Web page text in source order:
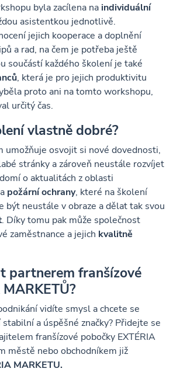
byla zacílena na individuální
asistentkou jednotlivě.
jejich kooperace a doplnění
a rad, na čem je potřeba ještě
součástí každého školení je také
, která je pro jejich produktivitu
proto ani na tomto workshopu,
určitý čas.
vlastně dobré?
umožňuje osvojit si nové dovednosti,
stránky a zároveň neustále rozvíjet
o aktualitách z oblasti
a požárníochrany, které na školení
být neustále v obraze a dělat tak svou
. Díky tomu pak může společnost
zaměstnance a jejich kvalitně
partnerem franšízové
vidíte smysl a chcete se
a úspěšné značky? Přidejte se
franšízové pobočky EXTÉRIA
městě nebo obchodníkem již
MARKETU.